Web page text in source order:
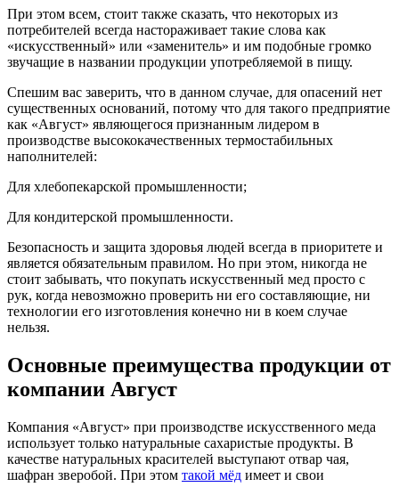
При этом всем, стоит также сказать, что некоторых из
потребителей всегда настораживает такие слова как
«искусственный» или «заменитель» и им подобные громко
звучащие в названии продукции употребляемой в пищу.
Спешим вас заверить, что в данном случае, для опасений нет
существенных оснований, потому что для такого предприятие
как «Август» являющегося признанным лидером в
производстве высококачественных термостабильных
наполнителей:
Для хлебопекарской промышленности;
Для кондитерской промышленности.
Безопасность и защита здоровья людей всегда в приоритете и
является обязательным правилом. Но при этом, никогда не
стоит забывать, что покупать искусственный мед просто с
рук, когда невозможно проверить ни его составляющие, ни
технологии его изготовления конечно ни в коем случае
нельзя.
Основные преимущества продукции от
компании Август
Компания «Август» при производстве искусственного меда
использует только натуральные сахаристые продукты. В
качестве натуральных красителей выступают отвар чая,
шафран зверобой. При этом такой мёд имеет и свои